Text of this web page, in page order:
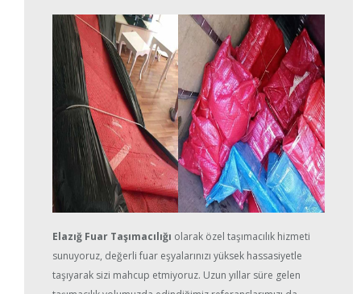
Elazığ Fuar Taşımacılığı olarak özel taşımacılık hizmeti
sunuyoruz, değerli fuar eşyalarınızı yüksek hassasiyetle
taşıyarak sizi mahcup etmiyoruz. Uzun yıllar süre gelen